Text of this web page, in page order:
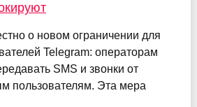
о новом ограничении для
Telegram: операторам
SMS и звонки от
пользователям. Эта мера